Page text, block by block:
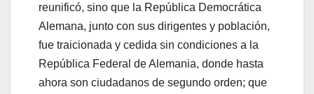
reunificó, sino que la República Democrática
Alemana, junto con sus dirigentes y población,
fue traicionada y cedida sin condiciones a la
República Federal de Alemania, donde hasta
ahora son ciudadanos de segundo orden; que